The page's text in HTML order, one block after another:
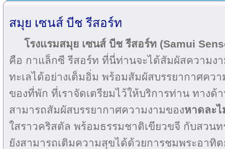
สมุย เซนส์ บีช รีสอร์ท
โรงแรมสมุย เซนส์ บีช รีสอร์ท (Samui
คือ กาแล็กซี รีสอร์ท ที่นี่ท่านจะได้สัมผัสความง
ทะเลได้อย่างเต็มอิ่ม พร้อมสัมผัสบรรยากาศคว
ของที่พัก ที่เราจัดเตรียมไว้ให้บริการท่าน ทาง
สามารถสัมผัสบรรยากาศความงามของหาดละไ
ใสราวคริสตัล พร้อมธรรมชาติเขียวขจี กับสวน
ยังสามารถเติมความสุขได้ด้วยการชมพระอาทิ